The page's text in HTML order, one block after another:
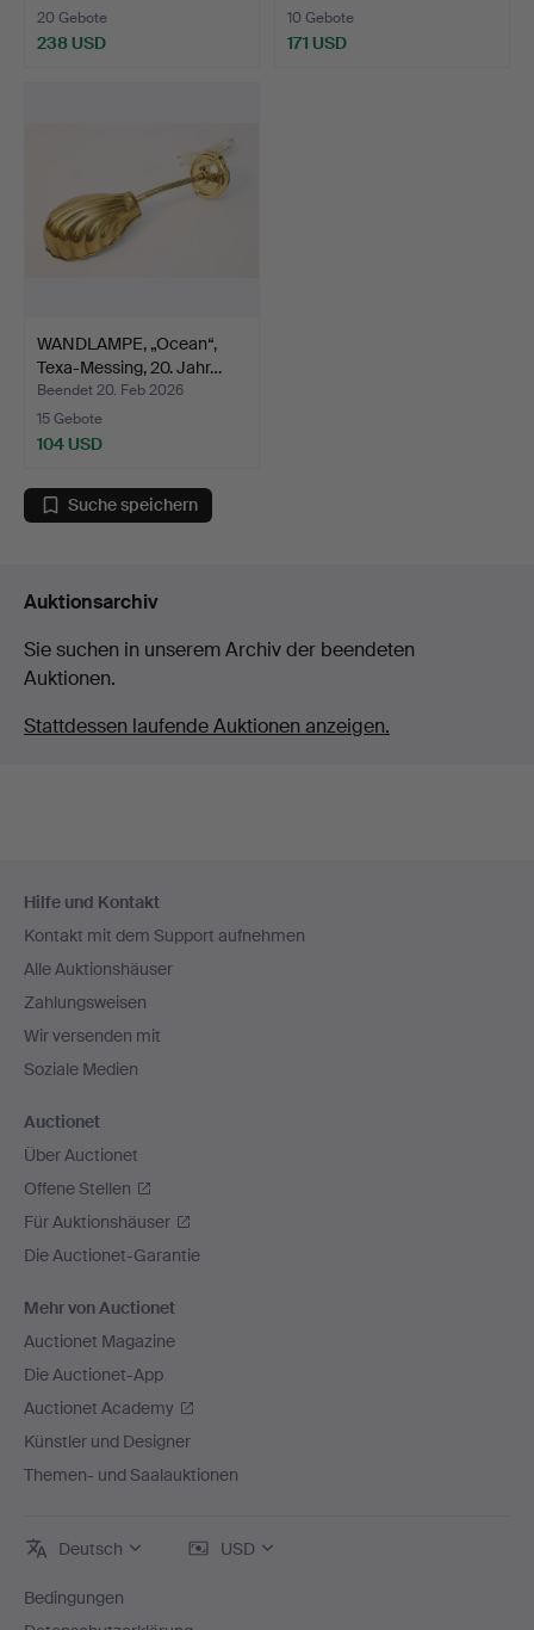
20 Gebote
238 USD
10 Gebote
171 USD
WANDLAMPE, „Ocean“,
Texa-Messing, 20. Jahr…
Beendet 20. Feb 2026
15 Gebote
104 USD
Suche speichern
Auktionsarchiv
Sie suchen in unserem Archiv der beendeten
Auktionen.
Stattdessen laufende Auktionen anzeigen.
Navigation
Hilfe und Kontakt
Kontakt mit dem Support aufnehmen
Alle Auktionshäuser
Zahlungsweisen
Wir versenden mit
Soziale Medien
Auctionet
Über Auctionet
Offene Stellen
Für Auktionshäuser
Die Auctionet-Garantie
Mehr von Auctionet
Auctionet Magazine
Die Auctionet-App
Auctionet Academy
Künstler und Designer
Themen- und Saalauktionen
Deutsch USD
Bedingungen